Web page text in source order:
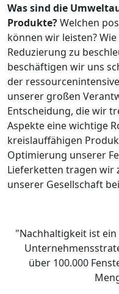
Was sind die
Produkte?Welchen
können wir leisten?
Reduzierung zu
beschäftigen wir uns
der
unserer großen
Entscheidung, die wir
Aspekte eine wichtige
kreislauffähigen
Optimierung unserer
Lieferketten tragen wir
unserer Gesellschaft
"Nachhaltigkeit ist
über 100.000